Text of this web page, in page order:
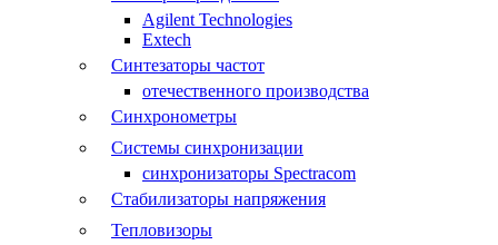
Agilent Technologies
Extech
Синтезаторы частот
отечественного производства
Синхронометры
Системы синхронизации
синхронизаторы Spectracom
Стабилизаторы напряжения
Тепловизоры